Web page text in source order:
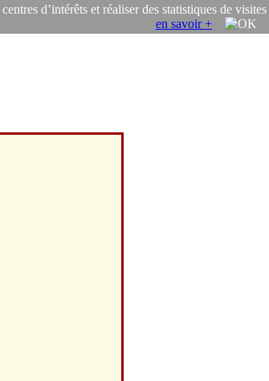
d’intérêts et réaliser des statistiques de visites
en savoir +